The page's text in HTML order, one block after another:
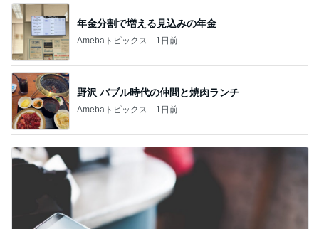
年金分割で増える見込みの年金
Amebaトピックス 1日前
野沢 バブル時代の仲間と焼肉ランチ
Amebaトピックス 1日前